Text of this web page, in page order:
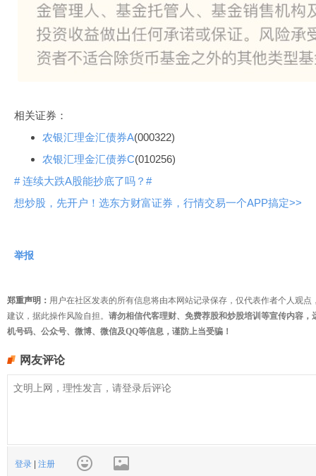
相关证券：
农银汇理金汇债券A(000322)
农银汇理金汇债券C(010256)
# 连续大跌A股能抄底了吗？#
想炒股，先开户！选东方财富证券，行情交易一个APP搞定>>
举报
郑重声明： 用户在社区发表的所有信息将由本网站记录保存，仅代表作者个人观
建议，据此操作风险自担。 请勿相信代客理财、免费荐股和炒股培训等宣传内容
机号码、公众号、微博、微信及QQ等信息，谨防上当受骗！
网友评论
登录 注册